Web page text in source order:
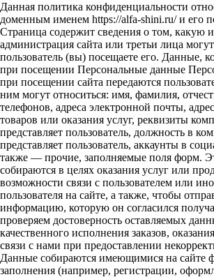
Данная политика конфиденциальности
доменным именем https://alfa-shini.ru/ и его
Страница содержит сведения о том, какую
администрация сайта или третьи лица
пользователь (вы) посещаете его. Данные,
при посещении Персональные данные
при посещении сайта передаются
ним могут относиться: имя, фамилия,
телефонов, адреса электронной почты,
товаров или оказания услуг, реквизиты
представляет пользователь, должность в
представляет пользователь, аккаунты в
также — прочие, заполняемые поля форм.
собираются в целях оказания услуг или
возможности связи с пользователем или
пользователя на сайте, а также, чтобы
информацию, которую он согласился
проверяем достоверность оставляемых
качественного исполнения заказов,
связи с нами при предоставлении
Данные собираются имеющимися на сайте
заполнения (например, регистрации,